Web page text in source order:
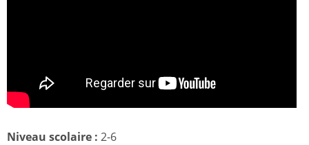
Niveau scolaire : 2-6